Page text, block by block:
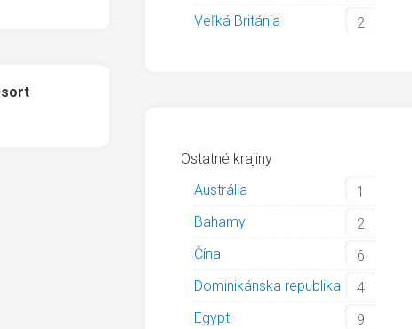
Veľká Británia
2
Ostatné krajiny
Austrália
1
Bahamy
2
Čína
6
Dominikánska republika
4
Egypt
9